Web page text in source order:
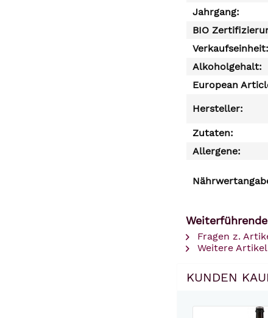
Jahrgang:
BIO
Verkaufseinheit:
Alkoholgehalt:
European
Hersteller:
Zutaten:
Allergene:
Fragen z.
Weitere
KUNDEN